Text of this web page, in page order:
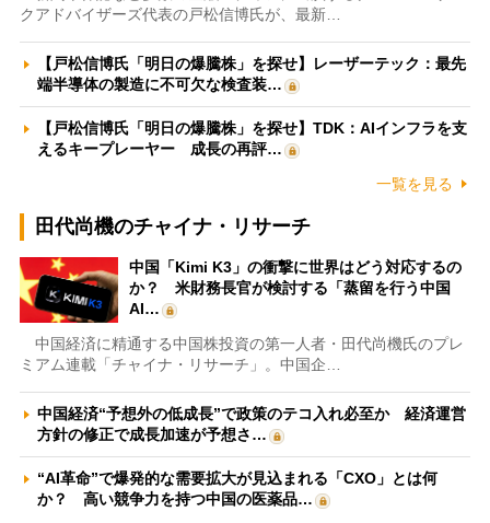
クアドバイザーズ代表の戸松信博氏が、最新…
【戸松信博氏「明日の爆騰株」を探せ】レーザーテック：最先
端半導体の製造に不可欠な検査装…
【戸松信博氏「明日の爆騰株」を探せ】TDK：AIインフラを支
えるキープレーヤー 成長の再評…
一覧を見る
田代尚機のチャイナ・リサーチ
中国「Kimi K3」の衝撃に世界はどう対応するの
か？ 米財務長官が検討する「蒸留を行う中国
AI…
中国経済に精通する中国株投資の第一人者・田代尚機氏のプレ
ミアム連載「チャイナ・リサーチ」。中国企…
中国経済“予想外の低成長”で政策のテコ入れ必至か 経済運営
方針の修正で成長加速が予想さ…
“AI革命”で爆発的な需要拡大が見込まれる「CXO」とは何
か？ 高い競争力を持つ中国の医薬品…